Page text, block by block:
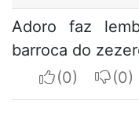
Adoro faz
barroca do
I apreciate
I